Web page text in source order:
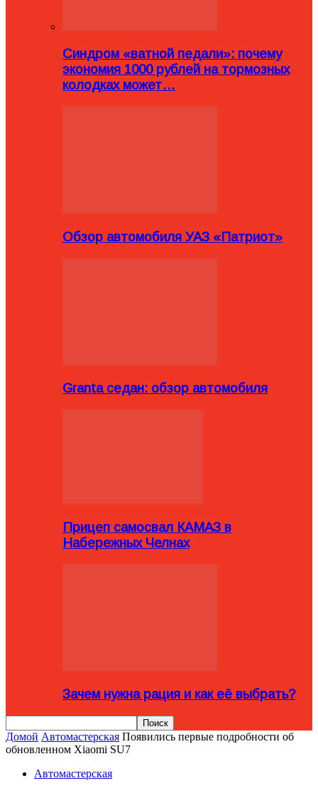
Синдром «ватной педали»: почему
экономия 1000 рублей на тормозных
колодках может…
Обзор автомобиля УАЗ «Патриот»
Granta седан: обзор автомобиля
Прицеп самосвал КАМАЗ в
Набережных Челнах
Зачем нужна рация и как её выбрать?
Домой Автомастерская Появились первые подробности об
обновленном Xiaomi SU7
Автомастерская